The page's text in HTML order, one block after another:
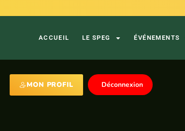
ACCUEIL LE SPEG ÉVÉNEMENTS
MON PROFIL Déconnexion